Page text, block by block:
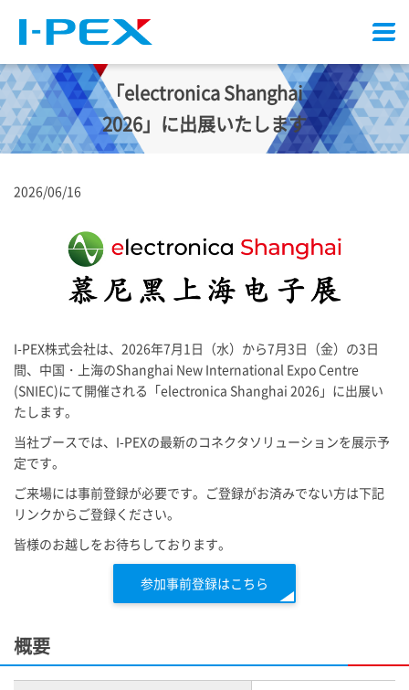
ニ
ュ
ー
「electronica Shanghai
2026」に出展いたします
2026/06/16
I-PEX株式会社は、2026年7月1日（水）から7月3日（金）の3日
間、中国・上海のShanghai New International Expo Centre
(SNIEC)にて開催される「electronica Shanghai 2026」に出展い
たします。
当社ブースでは、 I-PEXの最新のコネクタソリューションを展示予
定です。
ご来場には事前登録が必要です。ご登録がお済みでない方は下記
リンクからご登録ください。
皆様のお越しをお待ちしております。
参加事前登録はこちら
概要